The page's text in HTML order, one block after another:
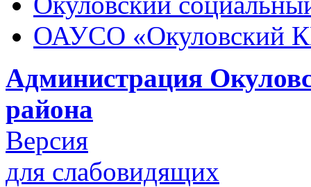
ОАУСО «Окуловский
Администрация
района
Версия
для слабовидящих